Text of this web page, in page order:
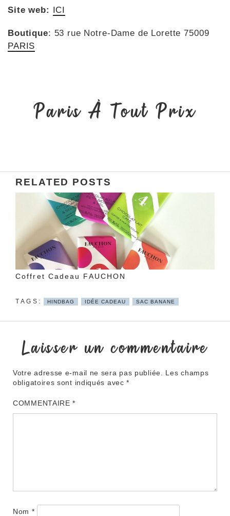
Site web: ICI
Boutique: 53 rue Notre-Dame de Lorette 75009
PARIS
Paris À Tout Prix
RELATED POSTS
Coffret Cadeau FAUCHON
HINDBAG IDÉE CADEAU SAC BANANE
Laisser un commentaire
Votre adresse e-mail ne sera pas publiée.
Les champs
obligatoires sont indiqués avec*
COMMENTAIRE*
Nom *